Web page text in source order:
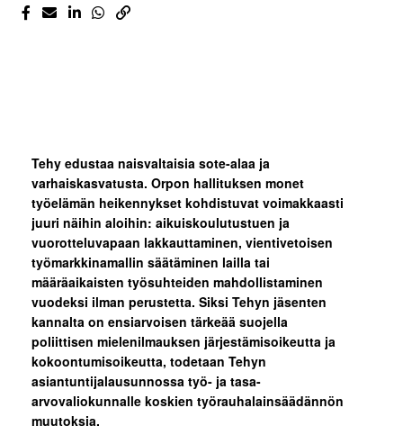
Tehy edustaa naisvaltaisia sote-alaa ja
varhaiskasvatusta. Orpon hallituksen monet
työelämän heikennykset kohdistuvat voimakkaasti
juuri näihin aloihin: aikuiskoulutustuen ja
vuorotteluvapaan lakkauttaminen, vientivetoisen
työmarkkinamallin säätäminen lailla tai
määräaikaisten työsuhteiden mahdollistaminen
vuodeksi ilman perustetta. Siksi Tehyn jäsenten
kannalta on ensiarvoisen tärkeää suojella
poliittisen mielenilmauksen järjestämisoikeutta ja
kokoontumisoikeutta, todetaan Tehyn
asiantuntijalausunnossa työ- ja tasa-
arvovaliokunnalle koskien työrauhalainsäädännön
muutoksia.